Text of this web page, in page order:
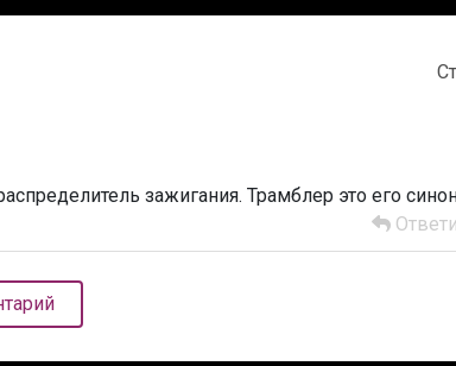
зажигания. Трамблер это его